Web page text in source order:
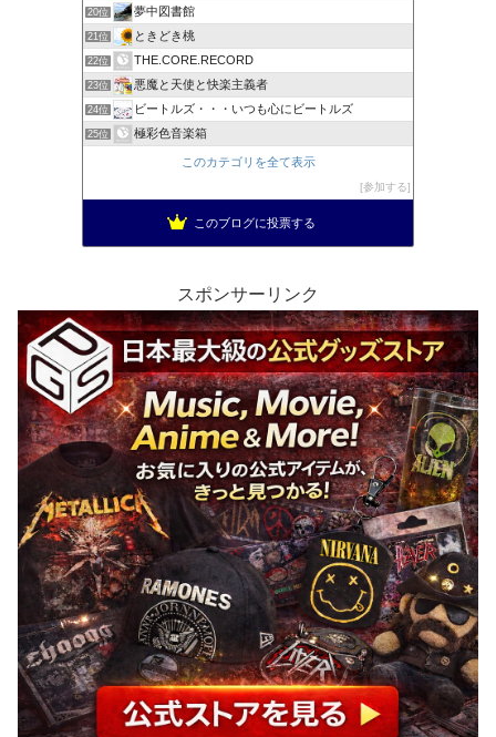
20位 夢中図書館
21位 ときどき桃
22位 THE.CORE.RECORD
23位 悪魔と天使と快楽主義者
24位 ビートルズ・・・いつも心にビートルズ
25位 極彩色音楽箱
このカテゴリを全て表示
参加する
このブログに投票する
スポンサーリンク